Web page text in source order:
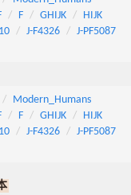
F GHIJK
HIJK
J-F4326
J-PF5087
Modern_Humans
F GHIJK
HIJK
J-F4326
J-PF5087